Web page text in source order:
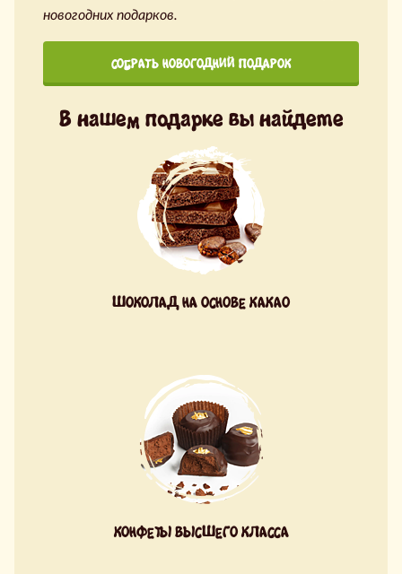
новогодних подарков.
СОБРАТЬ НОВОГОДНИЙ ПОДАРОК
В нашем подарке вы найдете
ШОКОЛАД НА ОСНОВЕ КАКАО
КОНФЕТЫ ВЫСШЕГО КЛАССА